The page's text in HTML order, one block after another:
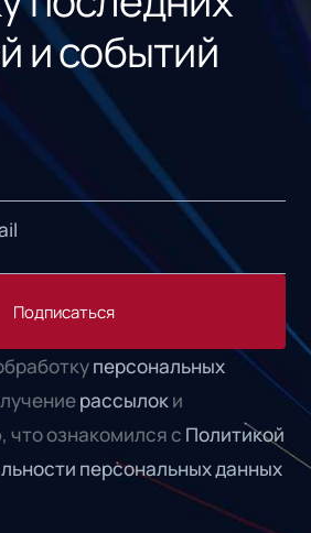
и событий
Подписаться
персональных
рассылоки
что ознакомился с Политикой
персональных данных